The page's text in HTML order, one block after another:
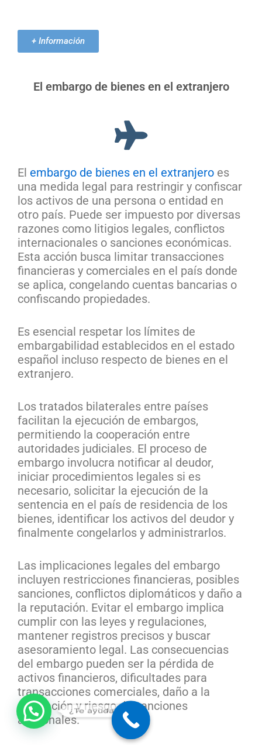
+ Información
El embargo de bienes en el extranjero
El embargo de bienes en el extranjero es
una medida legal para restringir y confiscar
los activos de una persona o entidad en
otro país. Puede ser impuesto por diversas
razones como litigios legales, conflictos
internacionales o sanciones económicas.
Esta acción busca limitar transacciones
financieras y comerciales en el país donde
se aplica, congelando cuentas bancarias o
confiscando propiedades.
Es esencial respetar los límites de
embargabilidad establecidos en el estado
español incluso respecto de bienes en el
extranjero.
Los tratados bilaterales entre países
facilitan la ejecución de embargos,
permitiendo la cooperación entre
autoridades judiciales. El proceso de
embargo involucra notificar al deudor,
iniciar procedimientos legales si es
necesario, solicitar la ejecución de la
sentencia en el país de residencia de los
bienes, identificar los activos del deudor y
finalmente congelarlos y administrarlos.
Las implicaciones legales del embargo
incluyen restricciones financieras, posibles
sanciones, conflictos diplomáticos y daño a
la reputación. Evitar el embargo implica
cumplir con las leyes y regulaciones,
mantener registros precisos y buscar
asesoramiento legal. Las consecuencias
del embargo pueden ser la pérdida de
activos financieros, dificultades para
transacciones comerciales, daño a la
reputación y riesgo de sanciones
adicionales.
¿Te ayudamos?